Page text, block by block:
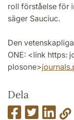
roll förståelse för
säger Sauciuc.
Den
ONE: <link https:
plosone>
Dela